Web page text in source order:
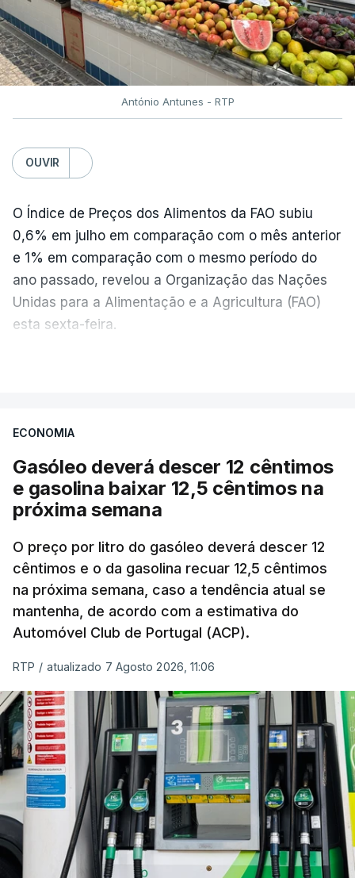
António Antunes - RTP
OUVIR
O Índice de Preços dos Alimentos da FAO subiu
0,6% em julho em comparação com o mês anterior
e 1% em comparação com o mesmo período do
ano passado, revelou a Organização das Nações
Unidas para a Alimentação e a Agricultura (FAO)
esta sexta-feira.
com ondas de calor no Verão e conflitos na
Ucrânia e no Médio Oriente a elevar os
custos das colheitas.
O índice, que acompanha as variações mensais
de um cabaz de produtos alimentares
comercializados internacionalmente, subiu para
131,1 pontos em julho, face aos 130,3 de junho.
O aumento dos preços dos alimentos básicos
nas prateleiras nos meses seguintes, à medida
que os fornecedores repercutem os seus
custos nos consumidores.
Em julho, o aumento esteve associado aos preços
do açúcar (+5,6%), dos cereais (+3,4%) e dos
óleos vegetais (+2%).
Estes aumentos foram "parcialmente
ECONOMIA
Gasóleo deverá descer 12 cêntimos
e gasolina baixar 12,5 cêntimos na
próxima semana
O preço por litro do gasóleo deverá descer 12
cêntimos e o da gasolina recuar 12,5 cêntimos
na próxima semana, caso a tendência atual se
mantenha, de acordo com a estimativa do
Automóvel Club de Portugal (ACP).
RTP / atualizado 7 Agosto 2026, 11:06